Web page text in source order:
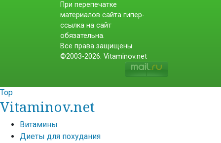
При перепечатке
материалов сайта гипер-
ссылка на сайт
обязательна.
Все права защищены
©2003-2026. Vitaminov.net
Top
Vitaminov.net
Витамины
Диеты для похудания